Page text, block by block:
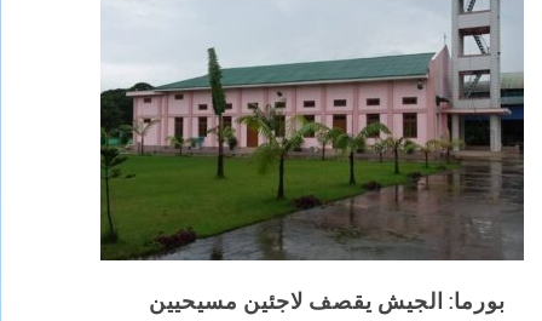
بورما: الجيش يقصف لاجئين مسيحيين